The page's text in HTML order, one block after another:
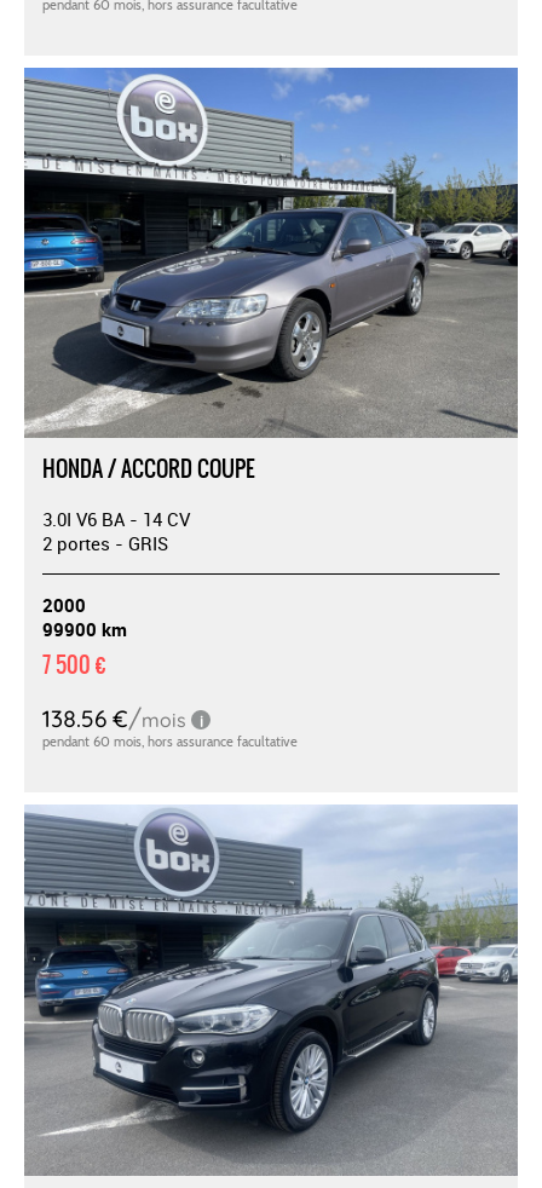
HONDA / ACCORD COUPE
3.0I V6 BA - 14 CV
2 portes - GRIS
2000
99900 km
7 500 €